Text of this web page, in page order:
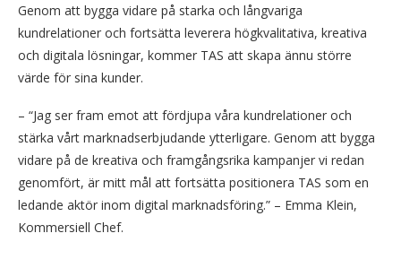
Genom att bygga vidare på starka och långvariga
kundrelationer och fortsätta leverera högkvalitativa, kreativa
och digitala lösningar, kommer TAS att skapa ännu större
värde för sina kunder.
– “Jag ser fram emot att fördjupa våra kundrelationer och
stärka vårt marknadserbjudande ytterligare. Genom att bygga
vidare på de kreativa och framgångsrika kampanjer vi redan
genomfört, är mitt mål att fortsätta positionera TAS som en
ledande aktör inom digital marknadsföring.” – Emma Klein,
Kommersiell Chef.